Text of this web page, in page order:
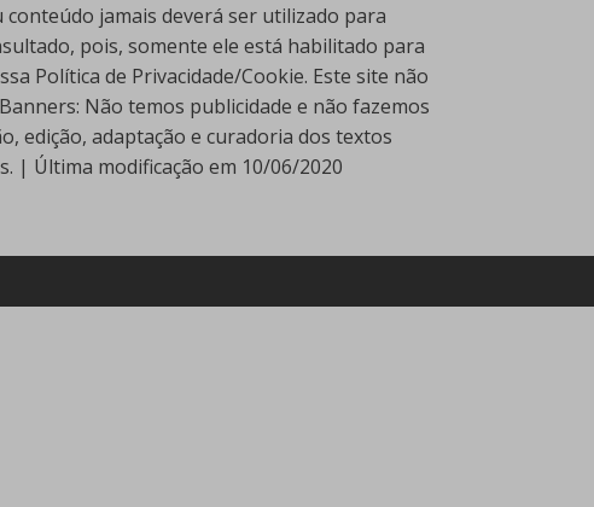
jamais deverá ser utilizado para
pois, somente ele está habilitado para
Política de Privacidade/Cookie. Este site não
Não temos publicidade e não fazemos
edição, adaptação e curadoria dos textos
| Última modificação em 10/06/2020